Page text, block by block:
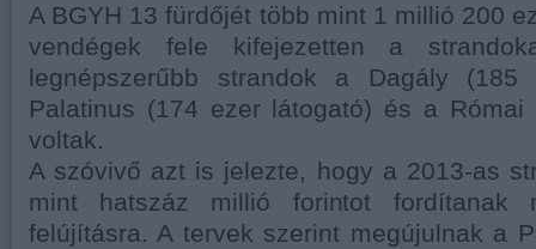
A BGYH 13 fürdőjét több mint 1 millió 200
vendégek fele kifejezetten a
legnépszerűbb strandok a Dagály
Palatinus (174 ezer látogató) és a Római
voltak.
A szóvivő azt is jelezte, hogy a 2013-as
mint hatszáz millió forintot fordítanak
felújításra. A tervek szerint megújulnak a